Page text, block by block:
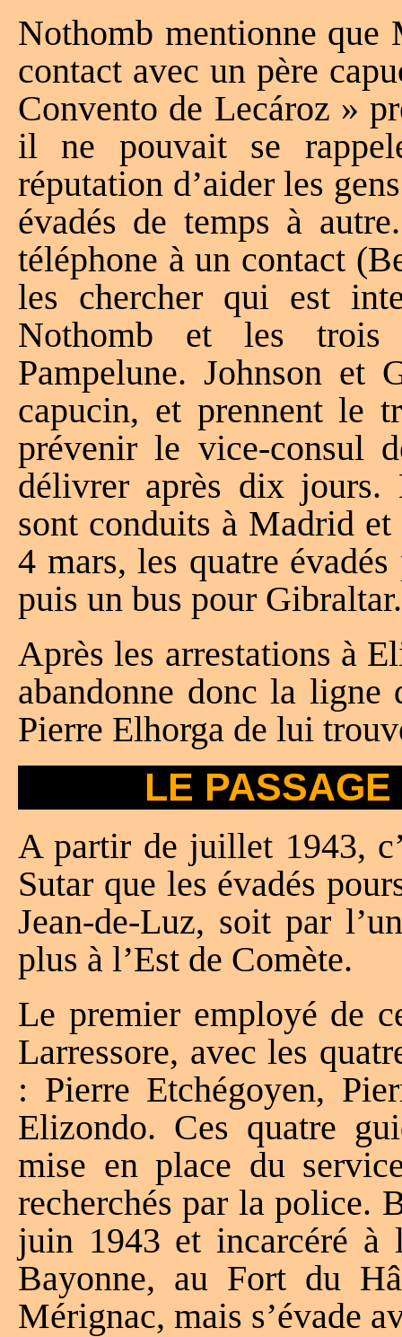
Nothomb mentionne que
contact avec un père
Convento de Lecároz »
il ne pouvait se
réputation d’aider les
évadés de temps à
téléphone à un contact
les chercher qui est
Nothomb et les trois
Pampelune. Johnson
capucin, et prennent le
prévenir le vice-consul
délivrer après dix
sont conduits à Madrid
4 mars, les quatre
puis un bus pour Gibraltar.
Après les arrestations à
abandonne donc la ligne
Pierre Elhorga de lui
LE
A partir de juillet 1943,
Sutar que les évadés
Jean-de-Luz, soit par
plus à l’Est de Comète.
Le premier employé de
Larressore, avec les
: Pierre Etchégoyen,
Elizondo. Ces quatre
mise en place du
recherchés par la police.
juin 1943 et incarcéré
Bayonne, au Fort du
Mérignac, mais s’évade